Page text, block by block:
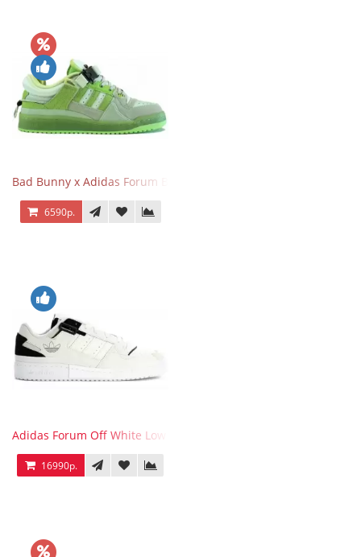
Bad Bunny x Adidas Forum Buckle Low Fluorescent Green
6590р.
Adidas Forum Off White Low White Black
16990р.